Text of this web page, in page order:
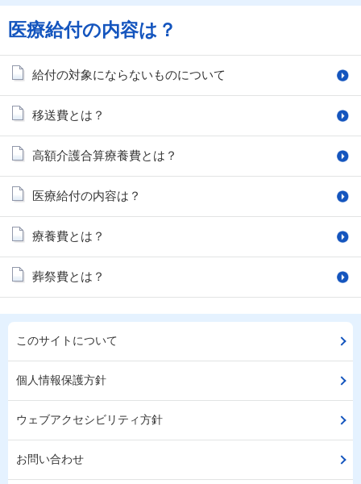
医療給付の内容は？
給付の対象にならないものについて
移送費とは？
高額介護合算療養費とは？
医療給付の内容は？
療養費とは？
葬祭費とは？
このサイトについて
個人情報保護方針
ウェブアクセシビリティ方針
お問い合わせ